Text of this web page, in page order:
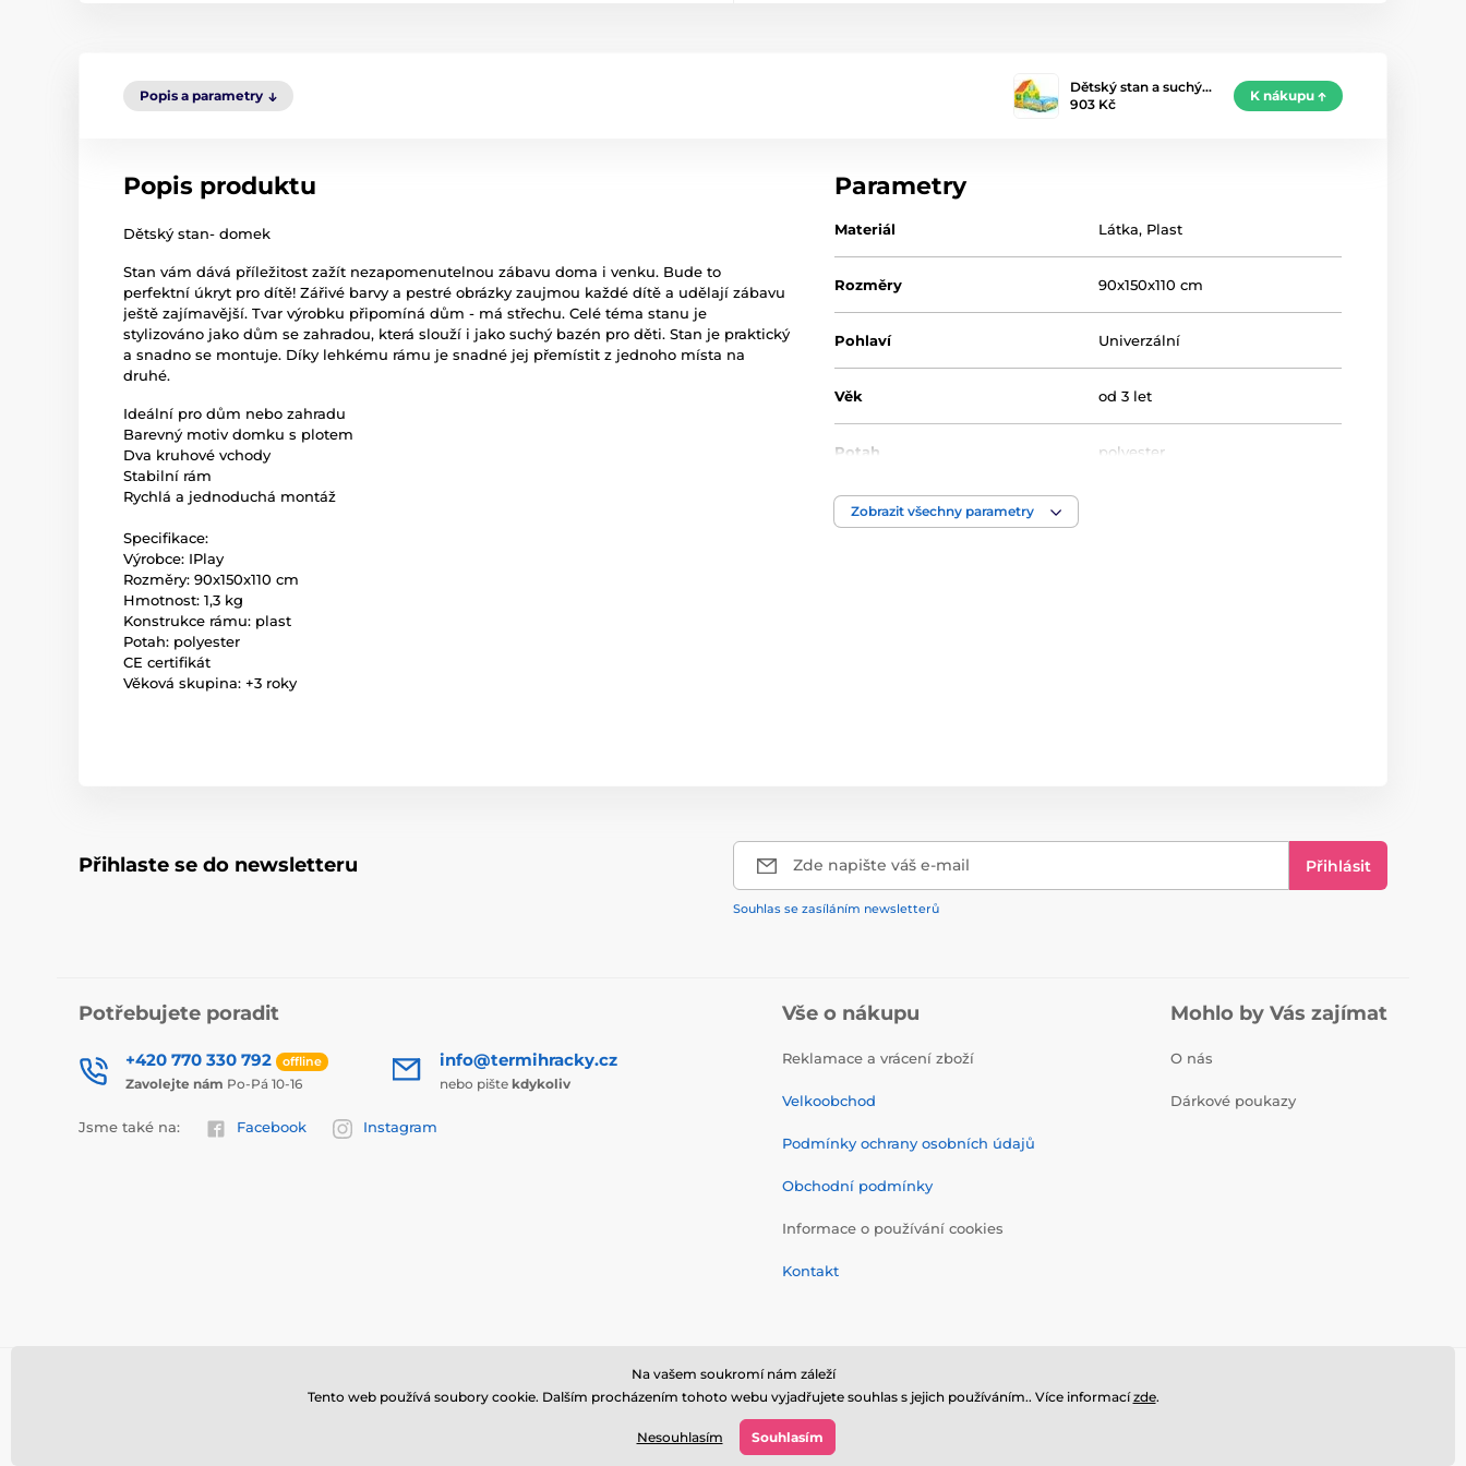
Popis a parametry
Dětský stan a suchý…
903 Kč
K nákupu
Popis produktu
Dětský stan- domek
Stan vám dává příležitost zažít nezapomenutelnou zábavu doma i venku. Bude to
perfektní úkryt pro dítě! Zářivé barvy a pestré obrázky zaujmou každé dítě a udělají zábavu
ještě zajímavější. Tvar výrobku připomíná dům - má střechu. Celé téma stanu je
stylizováno jako dům se zahradou, která slouží i jako suchý bazén pro děti. Stan je praktický
a snadno se montuje. Díky lehkému rámu je snadné jej přemístit z jednoho místa na
druhé.
Ideální pro dům nebo zahradu
Barevný motiv domku s plotem
Dva kruhové vchody
Stabilní rám
Rychlá a jednoduchá montáž
Specifikace:
Výrobce: IPlay
Rozměry: 90x150x110 cm
Hmotnost: 1,3 kg
Konstrukce rámu: plast
Potah: polyester
CE certifikát
Věková skupina: +3 roky
Parametry
Materiál Látka, Plast
Rozměry 90x150x110 cm
Pohlaví Univerzální
Věk od 3 let
Potah polyester
Konstrukce rámu
Zobrazit všechny parametry
Přihlaste se do newsletteru Zde napište váš e-mail Přihlásit
Souhlas se zasíláním newsletterů
Potřebujete poradit
+420 770 330 792 offline
Zavolejte nám Po-Pá 10-16
info@termihracky.cz
nebo pište kdykoliv
Jsme také na: Facebook Instagram
Vše o nákupu
Reklamace a vrácení zboží
Velkoobchod
Podmínky ochrany osobních údajů
Obchodní podmínky
Informace o používání cookies
Kontakt
Mohlo by Vás zajímat
O nás
Dárkové poukazy
© 2026 www.termihracky.cz ⦁ E-shop vytvořilaSIMPLIA.cz
Na vašem soukromí nám záleží
Tento web používá soubory cookie. Dalším procházením tohoto webu vyjadřujete souhlas s jejich používáním.. Více informacízde.
Nesouhlasím Souhlasím